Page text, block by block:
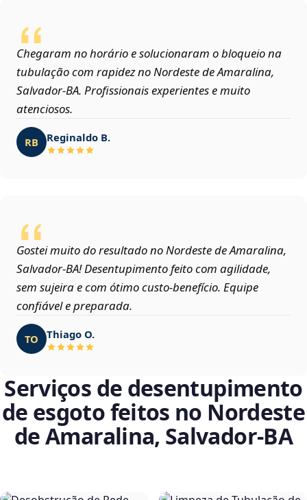
Chegaram no horário e solucionaram o bloqueio na
tubulação com rapidez no Nordeste de Amaralina,
Salvador‑BA. Profissionais experientes e muito
atenciosos.
RB Reginaldo B.
Gostei muito do resultado no Nordeste de Amaralina,
Salvador‑BA! Desentupimento feito com agilidade,
sem sujeira e com ótimo custo-benefício. Equipe
confiável e preparada.
TO Thiago O.
Serviços de desentupimento
de esgoto feitos no Nordeste
de Amaralina, Salvador‑BA